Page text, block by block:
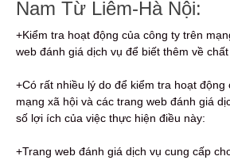
Nam Từ Liêm-Hà Nội:
+Kiểm tra hoạt động của công ty trên
web đánh giá dịch vụ để biết thêm về
+Có rất nhiều lý do để kiểm tra hoạt động
mạng xã hội và các trang web đánh giá
số lợi ích của việc thực hiện điều này:
+Trang web đánh giá dịch vụ cung cấp